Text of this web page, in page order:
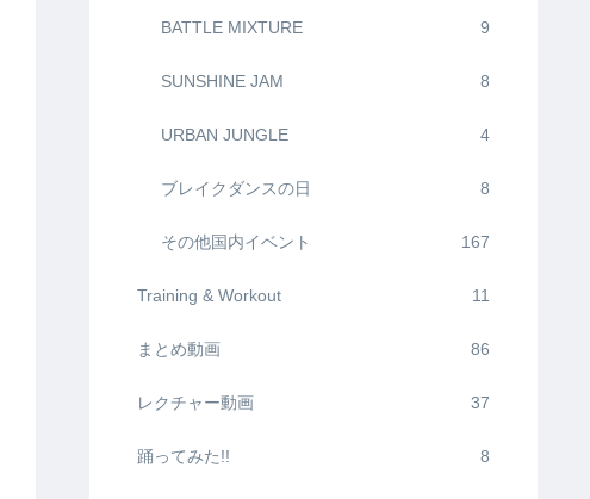
BATTLE MIXTURE 9
SUNSHINE JAM 8
URBAN JUNGLE 4
ブレイクダンスの日 8
その他国内イベント 167
Training & Workout 11
まとめ動画 86
レクチャー動画 37
踊ってみた!! 8